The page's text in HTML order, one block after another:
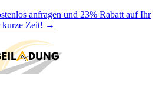
anfragen und 23% Rabatt auf Ihr
Zeit! →